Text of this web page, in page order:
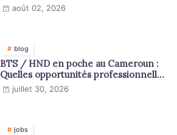
août 02, 2026
blog
BTS / HND en poche au Cameroun :
Quelles opportunités professionnelles
s'offrent à vous ?
juillet 30, 2026
jobs